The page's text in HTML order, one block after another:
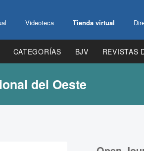
Videoteca Tienda virtual
CATEGORÍAS BJV REVISTAS
del Oeste